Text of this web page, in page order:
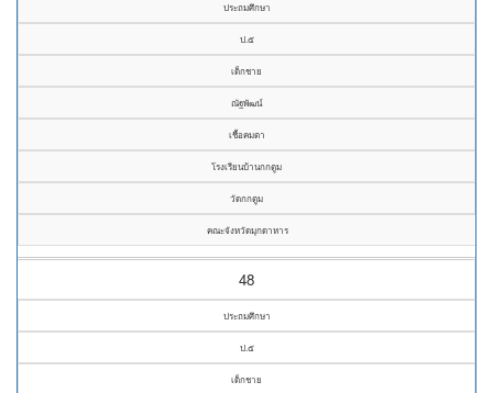
ประถมศึกษา
ป.๕
เด็กชาย
ณัฐพัฒน์
เชื้อคมตา
โรงเรียนบ้านกกตูม
วัดกกตูม
คณะจังหวัดมุกดาหาร
48
ประถมศึกษา
ป.๕
เด็กชาย